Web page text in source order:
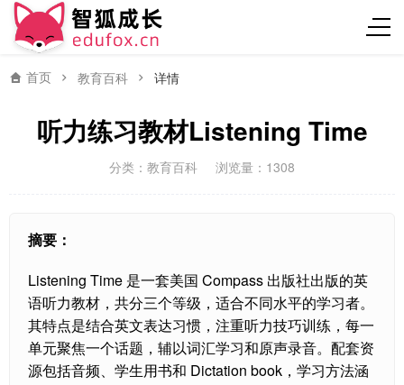
首页 教育百科 详情
听力练习教材Listening Time
分类： 教育百科 浏览量：1308
摘要：
Listening Time 是一套美国 Compass 出版社出版的英
语听力教材，共分三个等级，适合不同水平的学习者。
其特点是结合英文表达习惯，注重听力技巧训练，每一
单元聚焦一个话题，辅以词汇学习和原声录音。配套资
源包括音频、学生用书和 Dictation book，学习方法涵